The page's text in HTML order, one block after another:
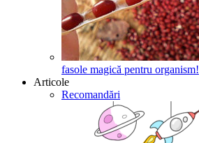
fasole magică pentru organism!
Articole
Recomandări